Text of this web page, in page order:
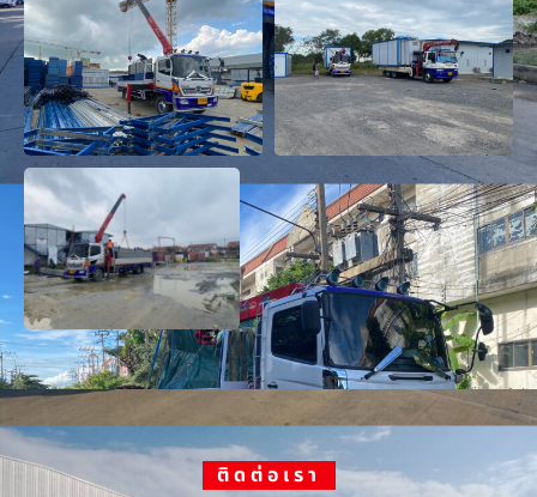
ติดต่อเรา